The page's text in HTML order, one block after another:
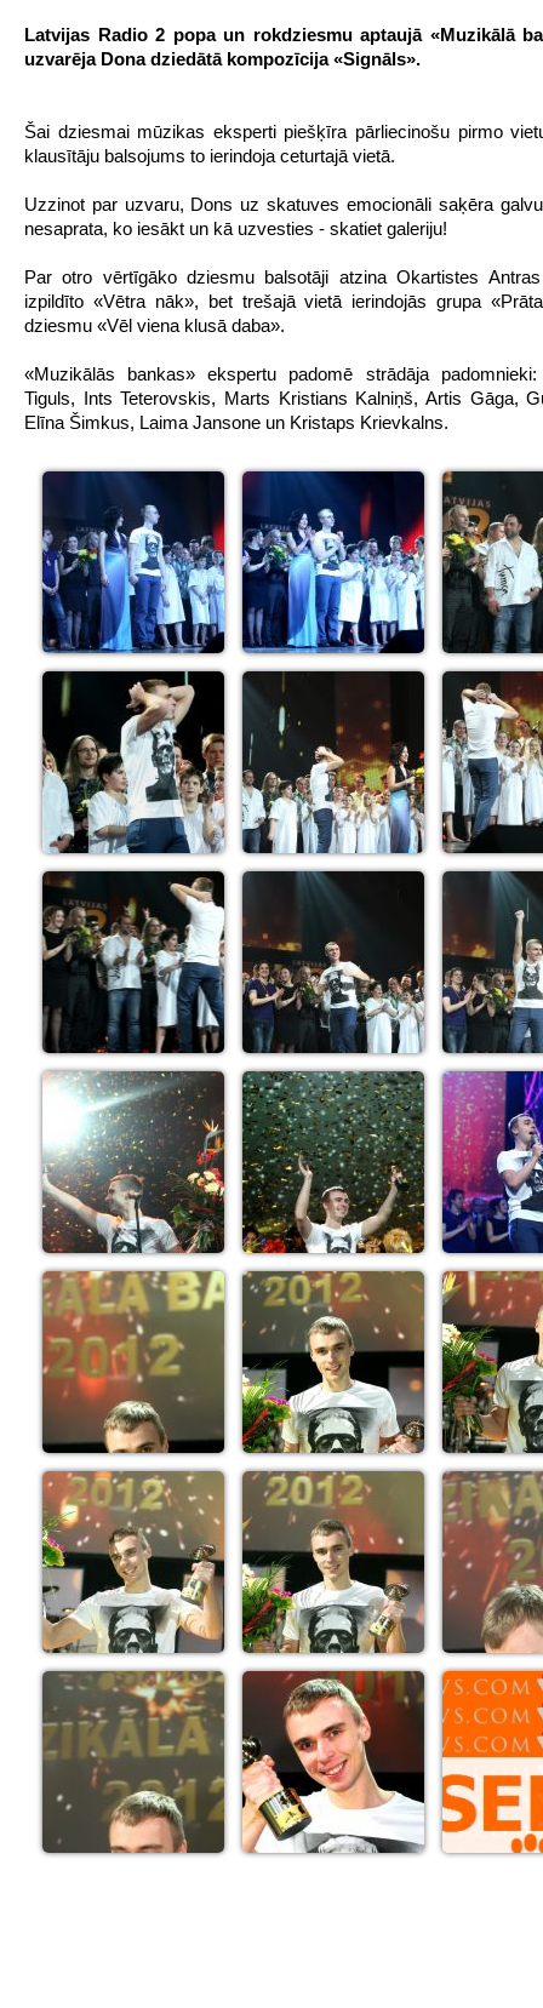
Latvijas Radio 2 popa un rokdziesmu aptaujā «Muzikālā
uzvarēja Dona dziedātā kompozīcija «Signāls».
Šai dziesmai mūzikas eksperti piešķīra pārliecinošu pirmo
klausītāju balsojums to ierindoja ceturtajā vietā.
Uzzinot par uzvaru, Dons uz skatuves emocionāli saķēra
nesaprata, ko iesākt un kā uzvesties - skatiet galeriju!
Par otro vērtīgāko dziesmu balsotāji atzina Okartistes
izpildīto «Vētra nāk», bet trešajā vietā ierindojās grupa
dziesmu «Vēl viena klusā daba».
«Muzikālās bankas» ekspertu padomē strādāja
Tiguls, Ints Teterovskis, Marts Kristians Kalniņš, Artis Gāga,
Elīna Šimkus, Laima Jansone un Kristaps Krievkalns.